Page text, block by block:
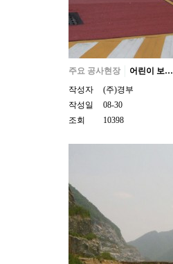
주요 공사현장
어린이 보…
작성자
(주)경부
작성일
08-30
조회
10398